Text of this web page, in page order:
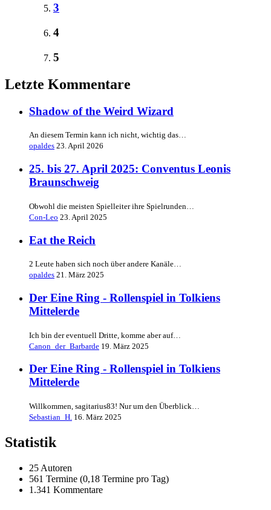
3
4
5
Letzte Kommentare
Shadow of the Weird Wizard
An diesem Termin kann ich nicht, wichtig das…
opaldes 23. April 2026
25. bis 27. April 2025: Conventus Leonis
Braunschweig
Obwohl die meisten Spielleiter ihre Spielrunden…
Con-Leo 23. April 2025
Eat the Reich
2 Leute haben sich noch über andere Kanäle…
opaldes 21. März 2025
Der Eine Ring - Rollenspiel in Tolkiens
Mittelerde
Ich bin der eventuell Dritte, komme aber auf…
Canon_der_Barbarde 19. März 2025
Der Eine Ring - Rollenspiel in Tolkiens
Mittelerde
Willkommen, sagitarius83! Nur um den Überblick…
Sebastian_H. 16. März 2025
Statistik
25 Autoren
561 Termine (0,18 Termine pro Tag)
1.341 Kommentare